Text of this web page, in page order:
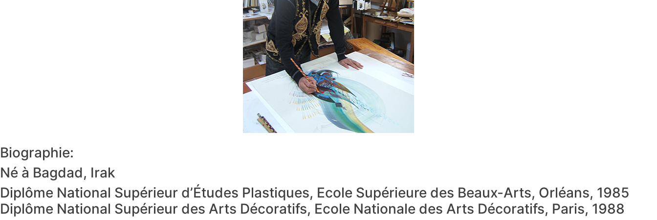
Biographie:
Né à Bagdad, Irak
Diplôme National Supérieur d’Études Plastiques, Ecole Supérieure des Beaux-Arts, Orléans, 1985
Diplôme National Supérieur des Arts Décoratifs, Ecole Nationale des Arts Décoratifs, Paris, 1988